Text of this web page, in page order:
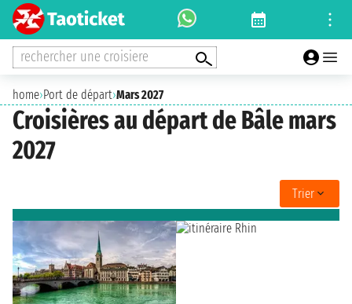
rechercher une croisiere
home›Port de départ›Mars 2027
Croisières au départ de Bâle mars
2027
Trier